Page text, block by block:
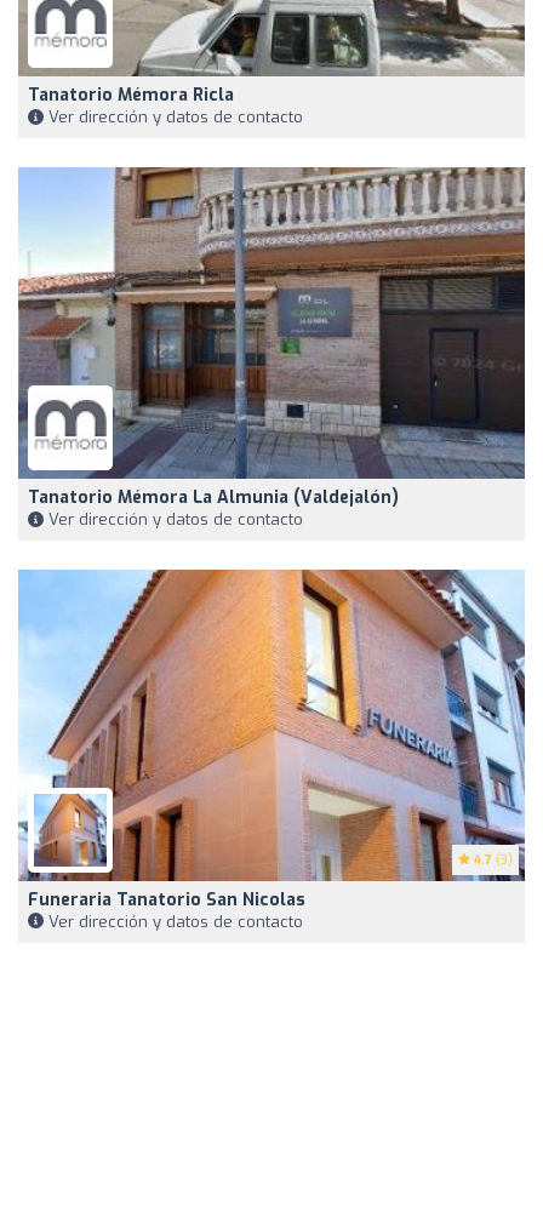
Tanatorio Mémora Ricla
Ver dirección y datos de contacto
Tanatorio Mémora La Almunia (Valdejalón)
Ver dirección y datos de contacto
4.7 (3)
Funeraria Tanatorio San Nicolas
Ver dirección y datos de contacto